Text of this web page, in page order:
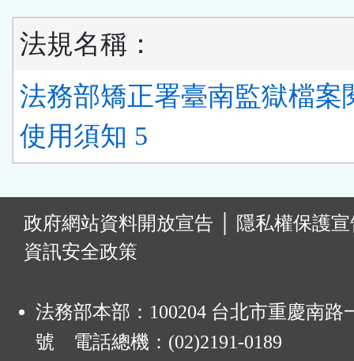
法規名稱：
法務部矯正署臺南監獄檔案
使用須知 5
政府網站資料開放宣告
隱私權保護
資訊安全政策
法務部本部：100204 台北市重慶南路
號 電話總機：(02)2191-0189